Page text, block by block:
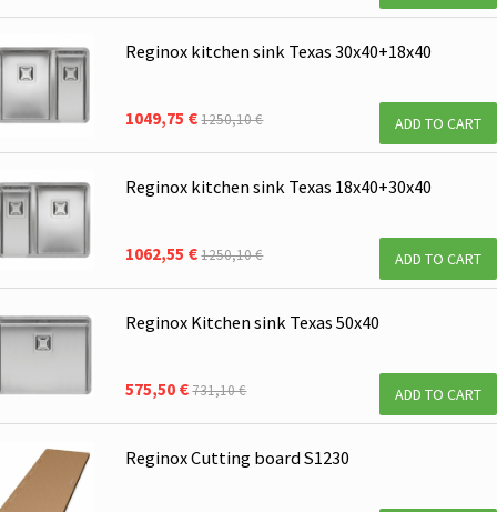
Reginox kitchen sink Texas 30x40+18x40
1049,75 €1250,10 € ADD TO CART
Reginox kitchen sink Texas 18x40+30x40
1062,55 €1250,10 € ADD TO CART
Reginox Kitchen sink Texas 50x40
575,50 €731,10 € ADD TO CART
Reginox Cutting board S1230